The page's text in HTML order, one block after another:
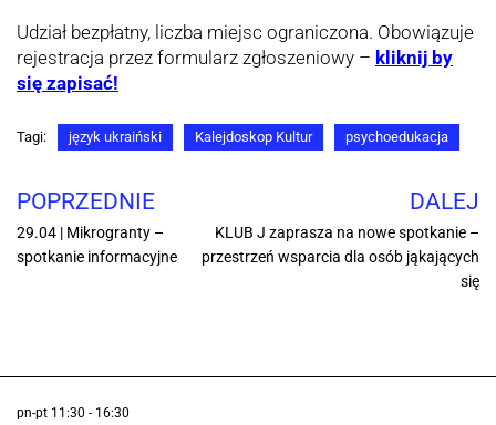
Udział bezpłatny, liczba miejsc ograniczona. Obowiązuje
rejestracja przez formularz zgłoszeniowy – kliknij by
się zapisać!
Tagi: język ukraiński Kalejdoskop Kultur psychoedukacja
POPRZEDNIE
29.04 | Mikrogranty –
spotkanie informacyjne
DALEJ
KLUB J zaprasza na nowe spotkanie –
przestrzeń wsparcia dla osób jąkających
się
pn-pt 11:30 - 16:30